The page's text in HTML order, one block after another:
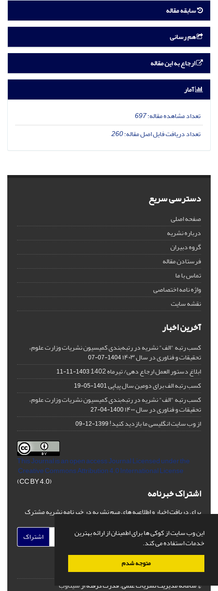
این وب سایت از کوکی ها برای اطمینان از ارائه بهترین
خدمات استفاده می کند.
متوجه شدم
سابقه مقاله
هم رسانی
ارجاع به این مقاله
آمار
تعداد مشاهده مقاله:697
تعداد دریافت فایل اصل مقاله:260
دسترسی سریع
صفحه اصلی
درباره نشریه
گروه دبیران
فرستادن مقاله
تماس با ما
واژه نامه اختصاصی
نقشه سایت
آخرین اخبار
کسب رتبه "الف" نشریه در رتبه‌بندی کمیسیون نشریات وزارت علوم،
تحقیقات و فناوری در سال ۱۴۰۳ 1404-07-07
ابلاغ دستور العمل ارجاع دهی/ تیرماه 1402 1403-11-11
کسب رتبه الف برای دومین سال پیاپی1401-05-19
کسب رتبه "الف" نشریه در رتبه‌بندی کمیسیون نشریات وزارت علوم،
تحقیقات و فناوری در سال ۱۴۰۰ 1400-04-27
از وب سایت انگلیسی ما بازدید کنید!1399-12-09
This Journal is an open access Journal Licensedunder the
Creative Commons Attribution 4.0 International License
(CC BY 4.0)
اشتراک خبرنامه
برای دریافت اخبار و اطلاعیه های مهم نشریه در خبرنامه نشریه مشترک
اشتراک
© سامانه مدیریت نشریات علمی.قدرت گرفته ازسیناوب